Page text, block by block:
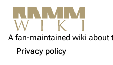
Christoph Schneider
Till Lindemann
Paul Landers
Not logged in
Your IP address will be
edits.
Cite
Get
Lyrics
Media
Sources
A fan-maintained wiki about
Privacy policy